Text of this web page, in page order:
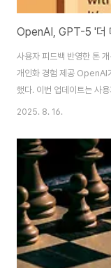
OpenAI, GPT-5 '더
사용자 피드백 반영한 톤
개인화 경험 제공 OpenAI
했다. 이번 업데이트는 사
한" 톤으로 응답하도록 개
GPT-5는 지난주 출시 이
부족하다는 지적을 받아왔
향을 보인다는 비판을 받
연결이 부족하다는 평가가
로 모델의 성격을 ..
2025. 8. 16.